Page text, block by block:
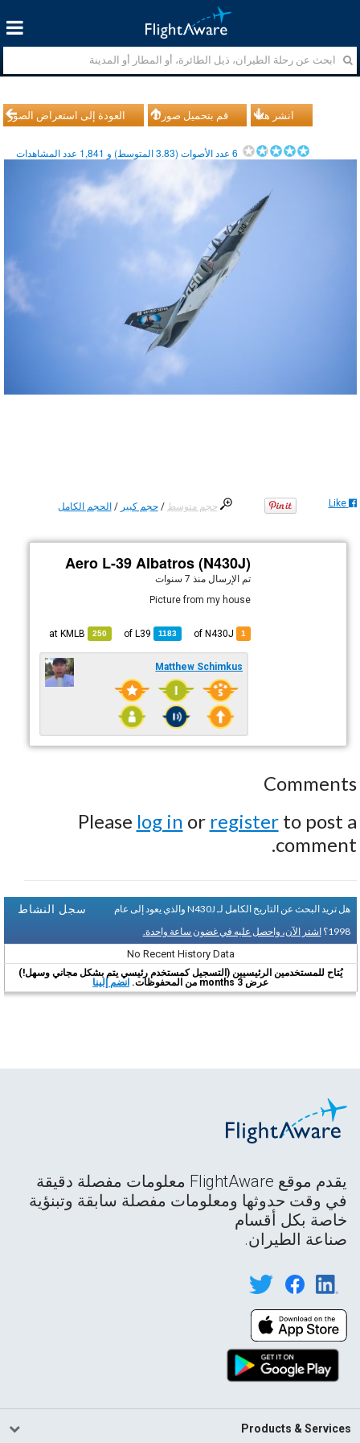
العودة إلى استعراض الصور قم بتحميل صورك انشر هذا
6عدد الأصوات (3.83المتوسط) و 1,841 عدد المشاهدات
حجم متوسط /حجم كبير /الحجم الكامل Like
Aero L-39 Albatros (N430J)
تم الإرسال منذ 7 سنوات
Picture from my house
1
1183
L39
250
KMLB
Matthew Schimkus
Comments
Please log in or registerto post a
comment.
سجل النشاط
هل تريد البحث عن التاريخ الكامل لـ N430J والذي يعود إلى عام
1998؟ اشتر الآن، واحصل عليه في غضون ساعة واحدة.
No Recent History Data
يُتاح للمستخدمين الرئيسيين (التسجيل كمستخدم رئيسي يتم بشكل مجاني وسهل!)
عرض 3 months من المحفوظات.
انضم إلينا
يقدم موقع FlightAware معلومات مفصلة دقيقة
في وقت حدوثها ومعلومات مفصلة سابقة وتبنؤية
خاصة بكل أقسام
صناعة الطيران.
Products & Services